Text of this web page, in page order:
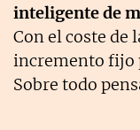
inteligente de
Con el coste de
incremento fijo
Sobre todo